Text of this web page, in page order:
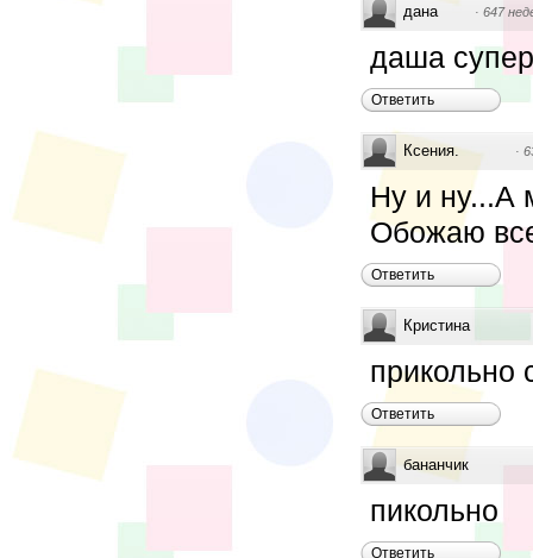
дана · 647
даша
Ответить
Ксения. ·
Ну и ну...А
Обожаю
Ответить
Кристина
прикольно
Ответить
бананчик
пикольно
Ответить